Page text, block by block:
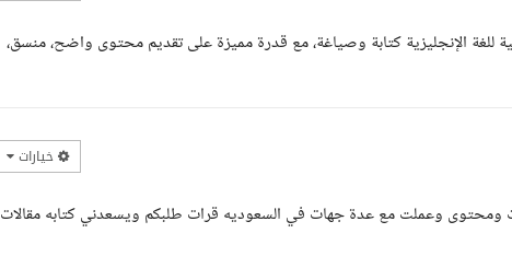
للغة الإنجليزية كتابة وصياغة، مع قدرة مميزة على تقديم محتوى واضح، منسق،
خيارات
ومحتوى وعملت مع عدة جهات في السعوديه قرات طلبكم ويسعدني كتابه مقالات